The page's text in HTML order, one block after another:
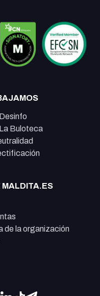
Buloteca
MALDITA.ES
de la organización